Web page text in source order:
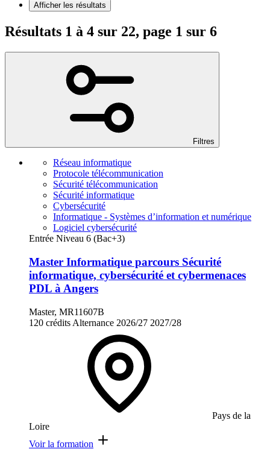
Afficher les résultats
Résultats 1 à 4 sur 22, page 1 sur 6
Filtres
Réseau informatique
Protocole télécommunication
Sécurité télécommunication
Sécurité informatique
Cybersécurité
Informatique - Systèmes d’information et numérique
Logiciel cybersécurité
Entrée Niveau 6 (Bac+3)
Master Informatique parcours Sécurité
informatique, cybersécurité et cybermenaces
PDL à Angers
Master, MR11607B
120 crédits Alternance 2026/27 2027/28
Pays de la
Loire
Voir la formation